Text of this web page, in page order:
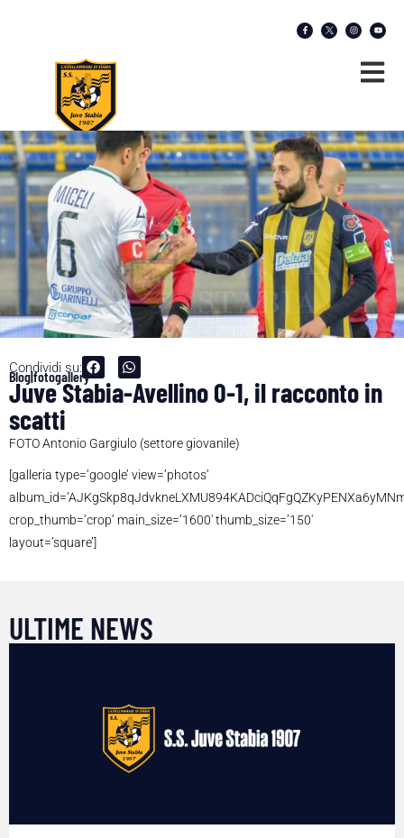
Condividi su:
Blog|fotogallery
Juve Stabia-Avellino 0-1, il racconto in
scatti
FOTO Antonio Gargiulo (settore giovanile)
[galleria type=’google’ view=’photos’
crop_thumb=’crop’ main_size=’1600′ thumb_size=’150′
layout=’square’]
ULTIME NEWS